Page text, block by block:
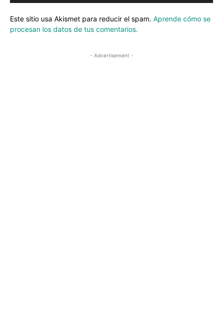
Este sitio usa Akismet para reducir el spam. Aprende cómo se
procesan los datos de tus comentarios.
- Advertisement -